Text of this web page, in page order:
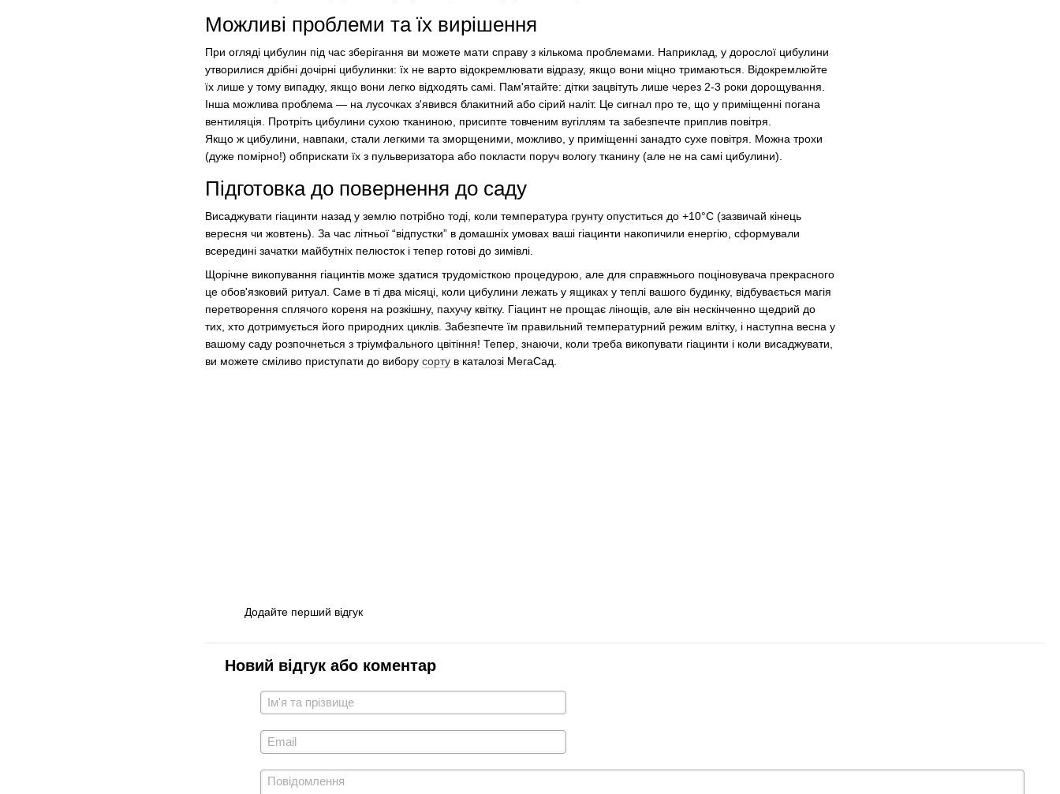
Можливі проблеми та їх вирішення
При огляді цибулин під час зберігання ви можете мати справу з кількома проблемами. Наприклад, у дорослої цибулини
утворилися дрібні дочірні цибулинки: їх не варто відокремлювати відразу, якщо вони міцно тримаються. Відокремлюйте
їх лише у тому випадку, якщо вони легко відходять самі. Пам'ятайте: дітки зацвітуть лише через 2-3 роки дорощування.
Інша можлива проблема — на лусочках з'явився блакитний або сірий наліт. Це сигнал про те, що у приміщенні погана
вентиляція. Протріть цибулини сухою тканиною, присипте товченим вугіллям та забезпечте приплив повітря.
Якщо ж цибулини, навпаки, стали легкими та зморщеними, можливо, у приміщенні занадто сухе повітря. Можна трохи
(дуже помірно!) обприскати їх з пульверизатора або покласти поруч вологу тканину (але не на самі цибулини).
Підготовка до повернення до саду
Висаджувати гіацинти назад у землю потрібно тоді, коли температура грунту опуститься до +10°C (зазвичай кінець
вересня чи жовтень). За час літньої “відпустки” в домашніх умовах ваші гіацинти накопичили енергію, сформували
всередині зачатки майбутніх пелюсток і тепер готові до зимівлі.
Щорічне викопування гіацинтів може здатися трудомісткою процедурою, але для справжнього поціновувача прекрасного
це обов'язковий ритуал. Саме в ті два місяці, коли цибулини лежать у ящиках у теплі вашого будинку, відбувається магія
перетворення сплячого кореня на розкішну, пахучу квітку. Гіацинт не прощає лінощів, але він нескінченно щедрий до
тих, хто дотримується його природних циклів. Забезпечте їм правильний температурний режим влітку, і наступна весна у
вашому саду розпочнеться з тріумфального цвітіння! Тепер, знаючи, коли треба викопувати гіацинти і коли висаджувати,
ви можете сміливо приступати до вибору сорту в каталозі МегаСад.
Додайте перший відгук
Новий відгук або коментар